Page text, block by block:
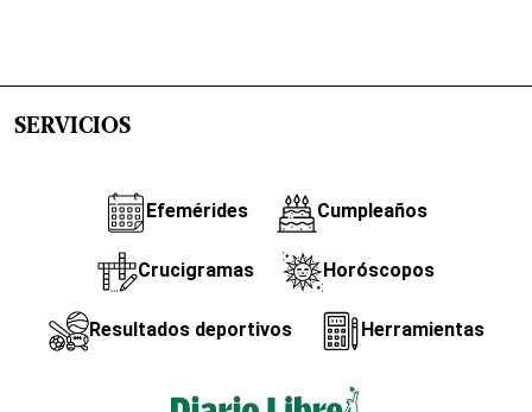
SERVICIOS
Efemérides Cumpleaños
Crucigramas Horóscopos
Resultados deportivos Herramientas